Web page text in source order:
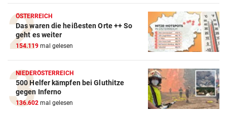
ÖSTERREICH
Das waren die heißesten Orte ++ So
geht es weiter
154.119 mal gelesen
NIEDERÖSTERREICH
500 Helfer kämpfen bei Gluthitze
gegen Inferno
136.602 mal gelesen